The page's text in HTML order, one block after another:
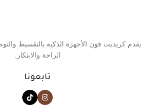
يقدم كريديت فون الأجهزة الذكية بالتقسيط
الراحة والابتكار.
تابعونا